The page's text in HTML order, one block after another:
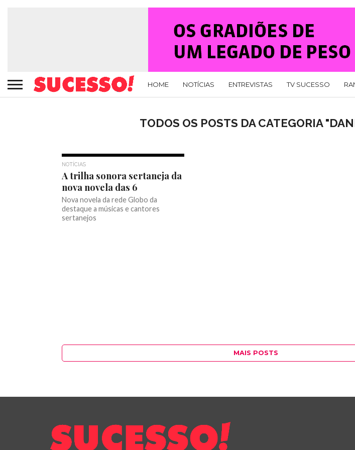
HOME NOTÍCIAS ENTREVISTAS TV SUCESSO
TODOS OS POSTS DA CATEGORIA
NOTÍCIAS
A trilha sonora sertaneja da
nova novela das 6
Nova novela da rede Globo da
destaque a músicas e cantores
sertanejos
MAIS POSTS